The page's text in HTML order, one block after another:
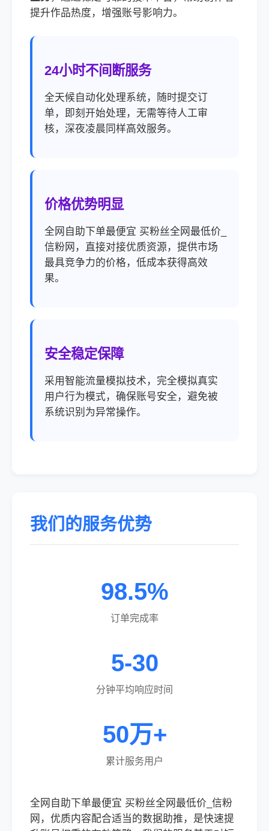
提升作品热度，增强账号影响力。
24小时不间断服务
全天候自动化处理系统，随时提交订
单，即刻开始处理，无需等待人工审
核，深夜凌晨同样高效服务。
价格优势明显
全网自助下单最便宜 买粉丝全网最低价_
信粉网，直接对接优质资源，提供市场
最具竞争力的价格，低成本获得高效
果。
安全稳定保障
采用智能流量模拟技术，完全模拟真实
用户行为模式，确保账号安全，避免被
系统识别为异常操作。
我们的服务优势
98.5%
订单完成率
5-30
分钟平均响应时间
50万+
累计服务用户
全网自助下单最便宜 买粉丝全网最低价_信粉
网，优质内容配合适当的数据助推，是快速提